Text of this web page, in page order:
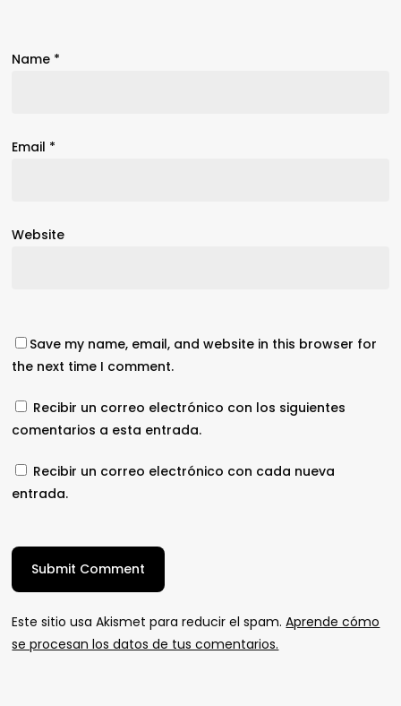
Name *
Email *
Website
Save my name, email, and website in this browser for
the next time I comment.
Recibir un correo electrónico con los siguientes
comentarios a esta entrada.
Recibir un correo electrónico con cada nueva
entrada.
Este sitio usa Akismet para reducir el spam.Aprende cómo
se procesan los datos de tus comentarios.